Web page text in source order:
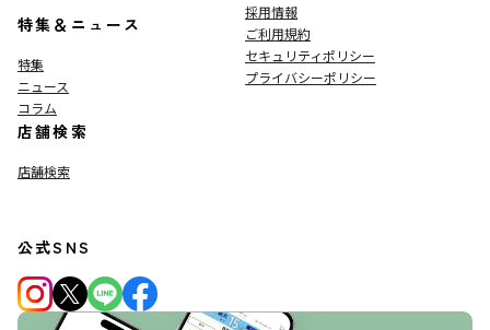
特集＆ニュース
特集
ニュース
コラム
店舗検索
店舗検索
採用情報
ご利用規約
セキュリティポリシー
プライバシーポリシー
公式SNS